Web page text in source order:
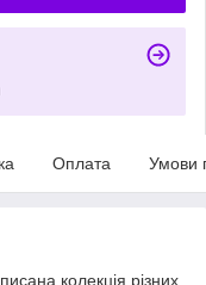
Оплата Умови
колекція різних